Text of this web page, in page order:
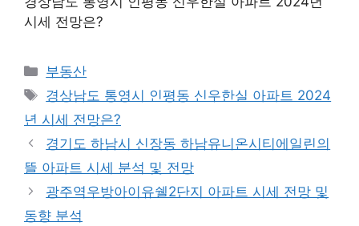
시세 전망은?
Categories
부동산
Tags
경상남도 통영시 인평동 신우한실 아파트 2024
년 시세 전망은?
경기도 하남시 신장동 하남유니온시티에일린의
뜰 아파트 시세 분석 및 전망
광주역우방아이유쉘2단지 아파트 시세 전망 및
동향 분석